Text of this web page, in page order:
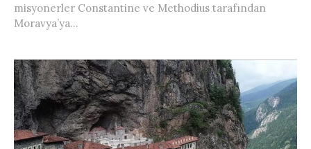
misyonerler Constantine ve Methodius tarafından
Moravya’ya...